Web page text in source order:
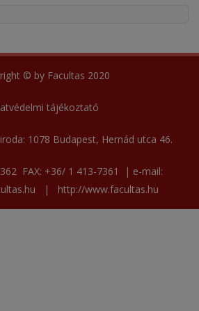
© by Facultas 2020
tájékoztató
1078 Budapest, Hernád utca 46.
FAX: +36/ 1 413-7361
| e-mail:
| http://www.facultas.hu